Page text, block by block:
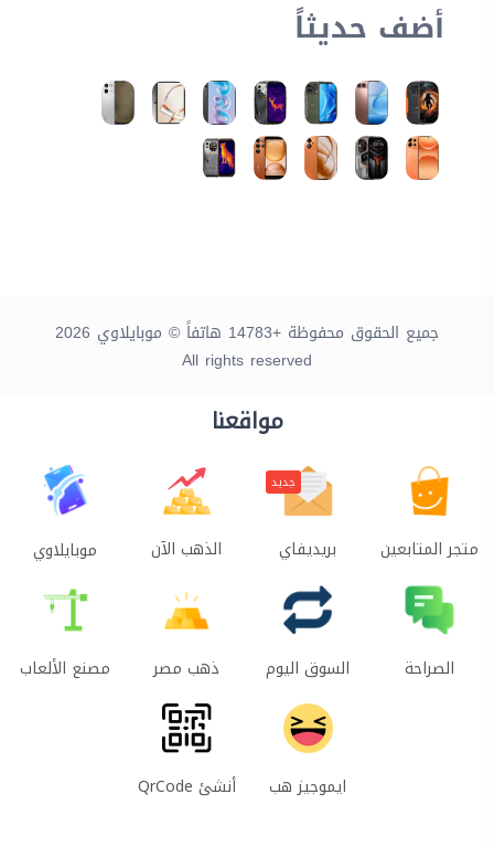
أضف حديثاً
جميع الحقوق محفوظة +14783 هاتفاً © موبايلاوي 2026
All rights reserved